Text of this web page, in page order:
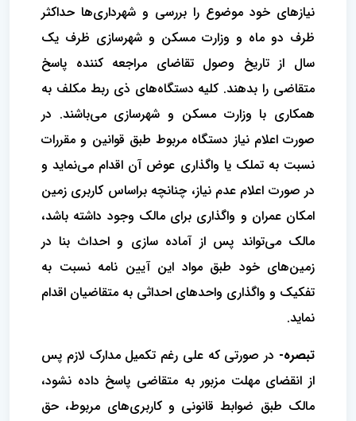
نیازهای خود موضوع را بررسی و شهرداری‌ها حداکثر
ظرف دو ماه و وزارت مسکن و شهرسازی ظرف یک
سال از تاریخ وصول تقاضای مراجعه کننده پاسخ
متقاضی را بدهند. کلیه دستگاه‌های ذی ربط مکلف به
همکاری با وزارت مسکن و شهرسازی می‌باشند. در
صورت اعلام نیاز دستگاه مربوط طبق قوانین و مقررات
نسبت به تملک یا واگذاری عوض آن اقدام می‌نماید و
در صورت اعلام عدم نیاز، چنانچه براساس کاربری زمین
امکان عمران و واگذاری برای مالک وجود داشته باشد،
مالک می‌تواند پس از آماده سازی و احداث بنا در
زمین‌های خود طبق مواد این آیین نامه نسبت به
تفکیک و واگذاری واحدهای احداثی به متقاضیان اقدام
نماید.
تبصره- در صورتی که علی رغم تکمیل مدارک لازم پس
از انقضای مهلت مزبور به متقاضی پاسخ داده نشود،
مالک طبق ضوابط قانونی و کاربری‌های مربوط، حق